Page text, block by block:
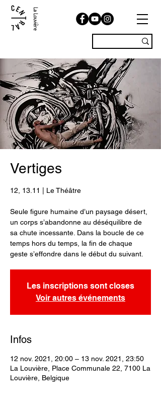
La Louvière
Vertiges
12, 13.11 | Le Théâtre
Seule figure humaine d’un paysage désert,
un corps s’abandonne au déséquilibre de
sa chute incessante. Dans la boucle de ce
temps hors du temps, la fin de chaque
geste s’effondre dans le début du suivant.
Les inscriptions sont closes
Voir autres événements
Infos
12 nov. 2021, 20:00 – 13 nov. 2021, 23:50
La Louvière, Place Communale 22, 7100 La
Louvière, Belgique